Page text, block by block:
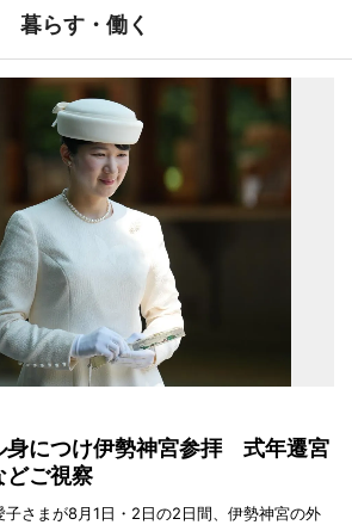
暮らす・働く
身につけ伊勢神宮参拝 式年遷宮
どご視察
子さまが8月1日・2日の2日間、伊勢神宮の外